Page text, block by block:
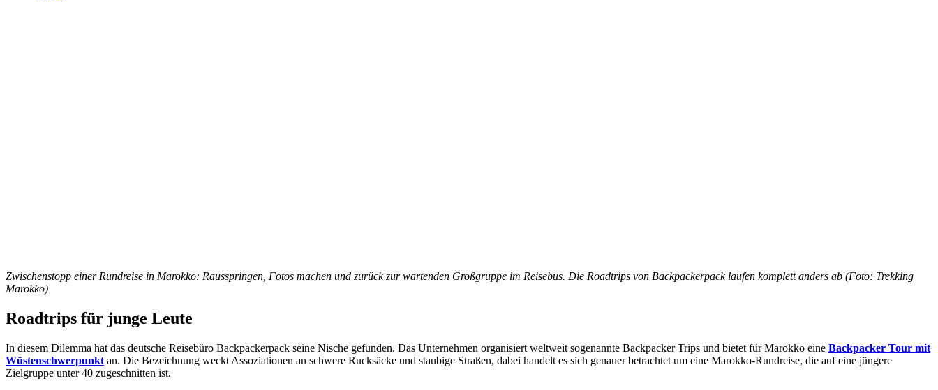
Zwischenstopp einer Rundreise in Marokko: Rausspringen, Fotos machen und zurück zur wartenden Großgruppe im Reisebus. Die Roadtrips von Backpackerpack laufen komplett anders ab (Foto: Trekking
Marokko)
Roadtrips für junge Leute
In diesem Dilemma hat das deutsche Reisebüro Backpackerpack seine Nische gefunden. Das Unternehmen organisiert weltweit sogenannte Backpacker Trips und bietet für Marokko eine Backpacker Tour mit
Wüstenschwerpunkt an. Die Bezeichnung weckt Assoziationen an schwere Rucksäcke und staubige Straßen, dabei handelt es sich genauer betrachtet um eine Marokko-Rundreise, die auf eine jüngere
Zielgruppe unter 40 zugeschnitten ist.